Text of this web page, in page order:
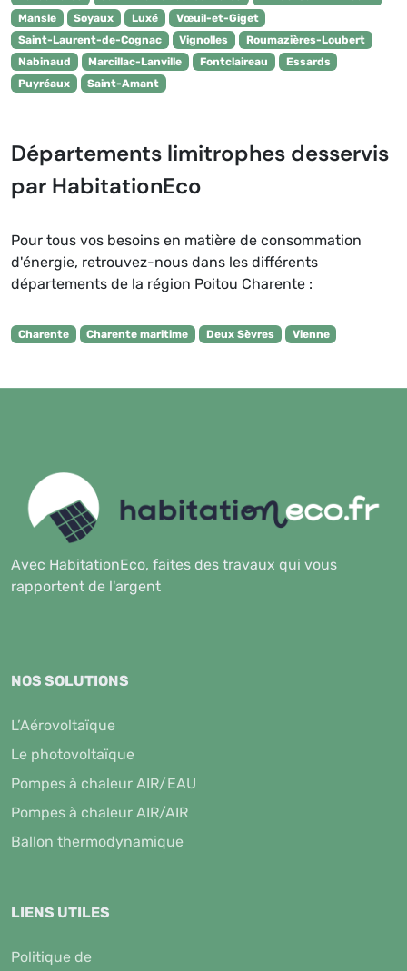
Mansle
Soyaux Luxé
Vœuil-et-Giget
Saint-Laurent-de-Cognac
Vignolles
Roumazières-Loubert
Nabinaud
Marcillac-Lanville Fontclaireau
Essards
Puyréaux
Saint-Amant
Départements limitrophes desservis
par HabitationEco
Pour tous vos besoins en matière de consommation
d'énergie, retrouvez-nous dans les différents
départements de la région Poitou Charente :
Charente Charente maritime Deux Sèvres Vienne
Avec HabitationEco, faites des travaux qui vous
rapportent de l'argent
NOS SOLUTIONS
L’Aérovoltaïque
Le photovoltaïque
Pompes à chaleur AIR/EAU
Pompes à chaleur AIR/AIR
Ballon thermodynamique
LIENS UTILES
Politique de